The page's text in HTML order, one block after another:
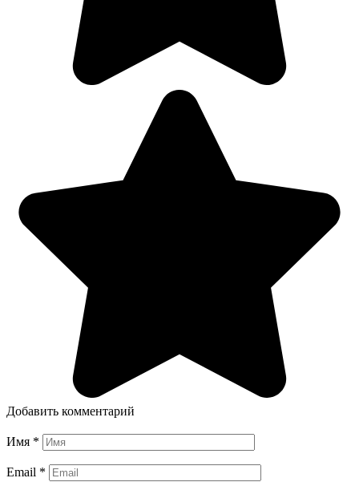
Добавить комментарий
Имя *
Email *